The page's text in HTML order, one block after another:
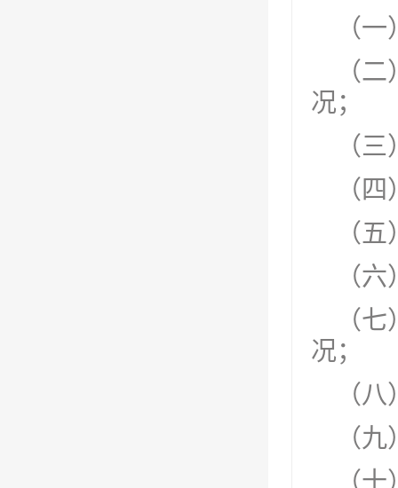
（
（
况；
（
（
（
（
（
况；
（
（
（